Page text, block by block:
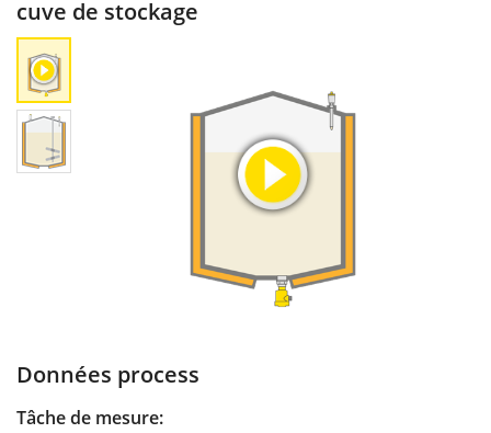
cuve de stockage
Données process
Tâche de mesure: